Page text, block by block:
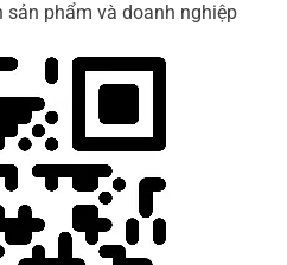
sản phẩm và doanh nghiệp